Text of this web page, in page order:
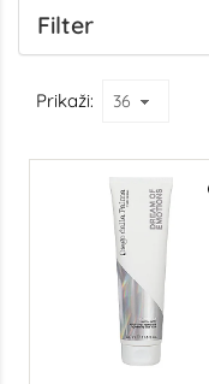
Filter
Prikaži: